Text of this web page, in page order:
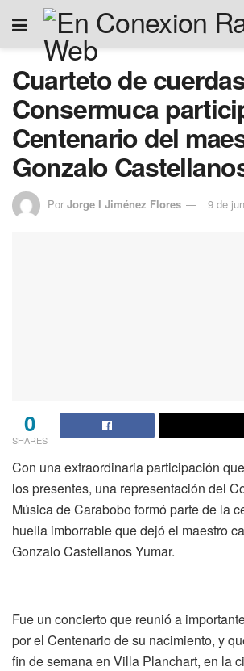
Cuarteto de
Consermuca
Centenario del
Gonzalo
Por Jorge I Jiménez Flores 9 de
0
SHARES
Con una extraordinaria participación
los presentes, una representación del
Música de Carabobo formó parte de la
huella imborrable que dejó el maestro
Gonzalo Castellanos Yumar.
Fue un concierto que reunió a
por el Centenario de su nacimiento, y
fin de semana en Villa Planchart, en la